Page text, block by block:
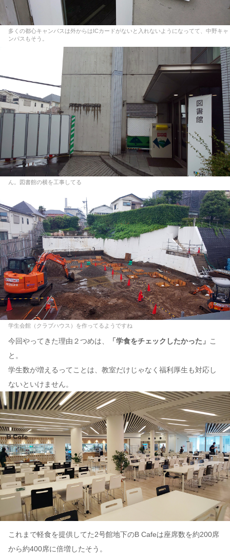
多くの都心キャンパスは外からはICカードがないと入れないようになってて、中野キャ
ンパスもそう。
ん。図書館の横を工事してる
学生会館（クラブハウス）を作ってるようですね
今回やってきた理由２つめは、 「学食をチェックしたかった」 こ
と。
学生数が増えるってことは、教室だけじゃなく福利厚生も対応し
ないといけません。
これまで軽食を提供してた2号館地下のB Cafeは座席数を約200席
から約400席に倍増したそう。